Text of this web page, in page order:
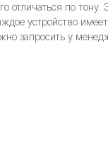
отличаться по тону.
устройство
запросить у